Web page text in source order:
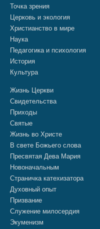
Точка зрения
Церковь и экология
Христианство в мире
Наука
Педагогика и психология
История
Культура
Жизнь Церкви
Свидетельства
Приходы
Святые
Жизнь во Христе
В свете Божьего слова
Пресвятая Дева Мария
Новоначальным
Страничка катехизатора
Духовный опыт
Призвание
Служение милосердия
Экуменизм